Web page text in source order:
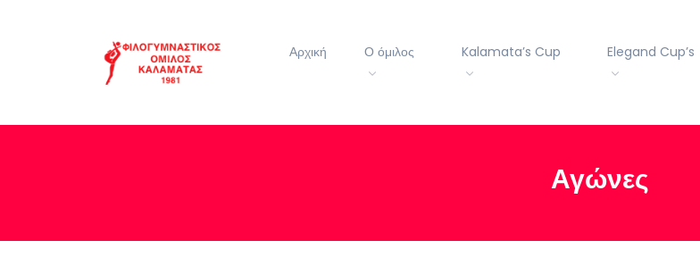
Αρχική Ο όμιλος Kalamata’s Cup Elegand Cup’s
Αγώνες